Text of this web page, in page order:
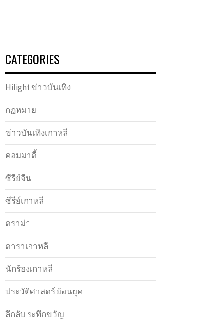
CATEGORIES
Hilight ข่าวบันเทิง
กฏหมาย
ข่าวบันเทิงเกาหลี
คอมมาดี้
ซีรีย์จีน
ซีรีย์เกาหลี
ดราม่า
ดาราเกาหลี
นักร้องเกาหลี
ประวัติศาสตร์ ย้อนยุค
ลึกลับ ระทึกขวัญ